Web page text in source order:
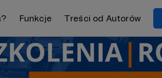
Funkcje Treści od Autorów